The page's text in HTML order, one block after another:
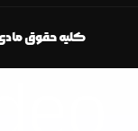
کلیه حقوق